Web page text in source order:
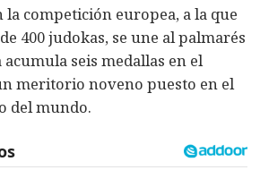
la competición europea, a la que
400 judokas, se une al palmarés
seis medallas en el
meritorio noveno puesto en el
del mundo.